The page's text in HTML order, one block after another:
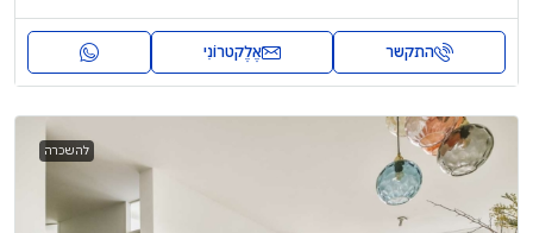
התקשר אֶלֶקטרוֹנִי
להשכרה